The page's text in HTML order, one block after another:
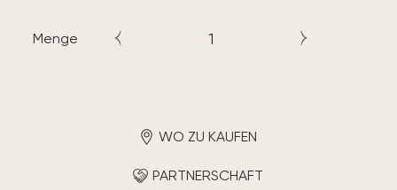
Menge
WO ZU KAUFEN
PARTNERSCHAFT